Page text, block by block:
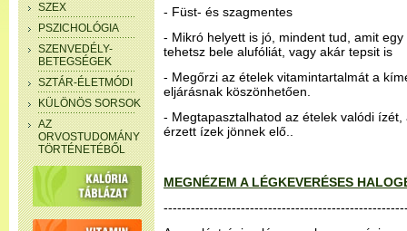
SZEX
PSZICHOLÓGIA
SZENVEDÉLY-
BETEGSÉGEK
SZTÁR-ÉLETMÓDI
KÜLÖNÖS SORSOK
AZ
ORVOSTUDOMÁNY
TÖRTÉNETÉBŐL
- Füst- és szagmentes
- Mikró helyett is jó, mindent tud, amit
tehetsz bele alufóliát, vagy akár tepsit is
- Megőrzi az ételek vitamintartalmát a
eljárásnak köszönhetően.
- Megtapasztalhatod az ételek valódi
érzett ízek jönnek elő..
MEGNÉZEM A LÉGKEVERÉSES